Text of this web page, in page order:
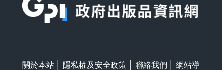
關於本站 隱私權及安全政策 聯絡我們
網站導